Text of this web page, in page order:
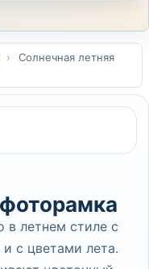
›
Солнечная летняя
в летнем стиле с
с цветами лета.